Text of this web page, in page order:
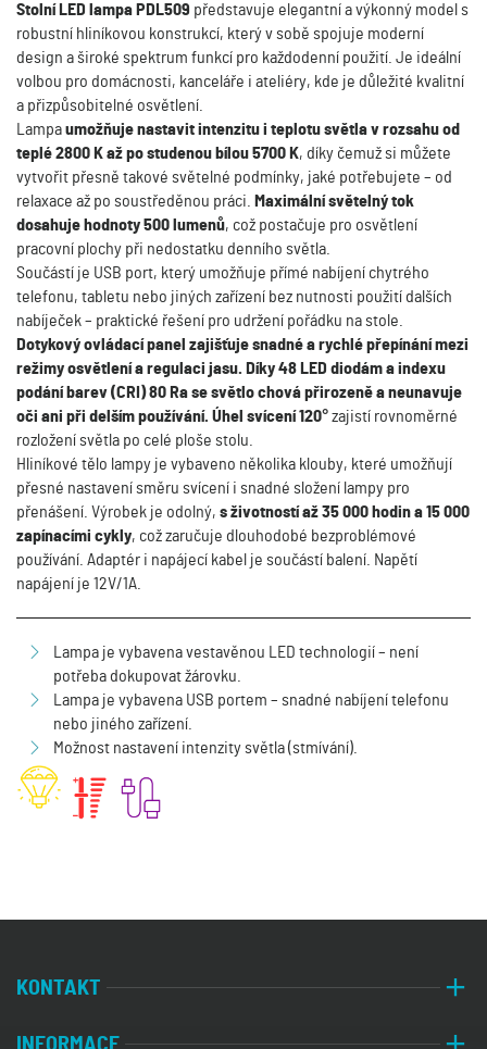
Stolní LED lampa PDL509 představuje elegantní a výkonný model s
robustní hliníkovou konstrukcí, který v sobě spojuje moderní
design a široké spektrum funkcí pro každodenní použití. Je ideální
volbou pro domácnosti, kanceláře i ateliéry, kde je důležité kvalitní
a přizpůsobitelné osvětlení.
Lampaumožňuje nastavit intenzitu i teplotu světla v rozsahu od
teplé 2800 K až po studenou bílou 5700 K, díky čemuž si můžete
vytvořit přesně takové světelné podmínky, jaké potřebujete – od
relaxace až po soustředěnou práci.
Maximální světelný tok
dosahuje hodnoty 500 lumenů, což postačuje pro osvětlení
pracovní plochy při nedostatku denního světla.
Součástí je USB port, který umožňuje přímé nabíjení chytrého
telefonu, tabletu nebo jiných zařízení bez nutnosti použití dalších
nabíječek – praktické řešení pro udržení pořádku na stole.
Dotykový ovládací panel zajišťuje snadné a rychlé přepínání mezi
režimy osvětlení a regulaci jasu. Díky 48 LED diodám a indexu
podání barev (CRI) 80 Ra se světlo chová přirozeně a neunavuje
oči ani při delším používání. Úhel svícení 120°zajistí rovnoměrné
rozložení světla po celé ploše stolu.
Hliníkové tělo lampy je vybaveno několika klouby, které umožňují
přesné nastavení směru svícení i snadné složení lampy pro
přenášení. Výrobek je odolný, s životností až 35 000 hodin a 15 000
zapínacími cykly, což zaručuje dlouhodobé bezproblémové
používání. Adaptér i napájecí kabel je součástí balení. Napětí
napájení je 12V/1A.
Lampa je vybavena vestavěnou LED technologií – není
potřeba dokupovat žárovku.
Lampa je vybavena USB portem – snadné nabíjení telefonu
nebo jiného zařízení.
Možnost nastavení intenzity světla (stmívání).
KONTAKT
INFORMACE